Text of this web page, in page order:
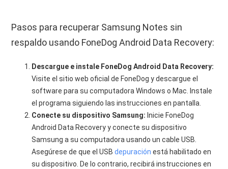
Pasos para recuperar Samsung Notes sin
respaldo usando FoneDog Android Data Recovery:
Descargue e instale FoneDog Android Data Recovery:
Visite el sitio web oficial de FoneDog y descargue el
software para su computadora Windows o Mac. Instale
el programa siguiendo las instrucciones en pantalla.
Conecte su dispositivo Samsung: Inicie FoneDog
Android Data Recovery y conecte su dispositivo
Samsung a su computadora usando un cable USB.
Asegúrese de que el USBdepuración está habilitado en
su dispositivo. De lo contrario, recibirá instrucciones en